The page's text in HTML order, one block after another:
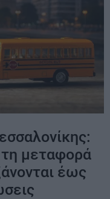
τη μεταφορά
έως